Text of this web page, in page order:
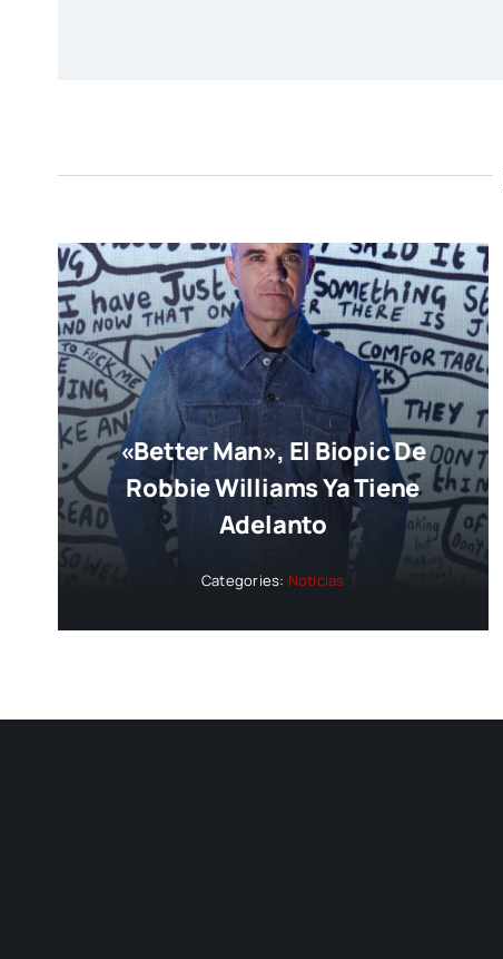
«Better Man», El Biopic De
Robbie Williams Ya Tiene
Adelanto
Categories: Noticias